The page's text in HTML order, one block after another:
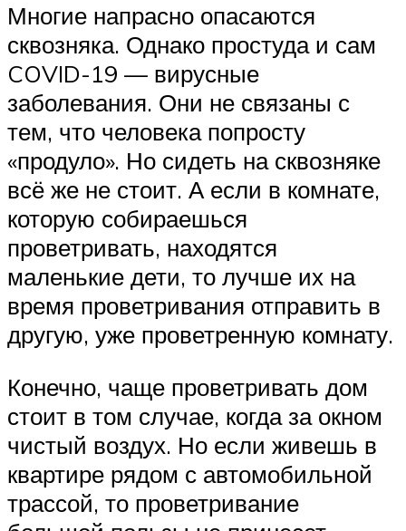
Многие напрасно опасаются
сквозняка. Однако простуда и сам
COVID-19 — вирусные
заболевания. Они не связаны с
тем, что человека попросту
«продуло». Но сидеть на сквозняке
всё же не стоит. А если в комнате,
которую собираешься
проветривать, находятся
маленькие дети, то лучше их на
время проветривания отправить в
другую, уже проветренную комнату.
Конечно, чаще проветривать дом
стоит в том случае, когда за окном
чистый воздух. Но если живешь в
квартире рядом с автомобильной
трассой, то проветривание